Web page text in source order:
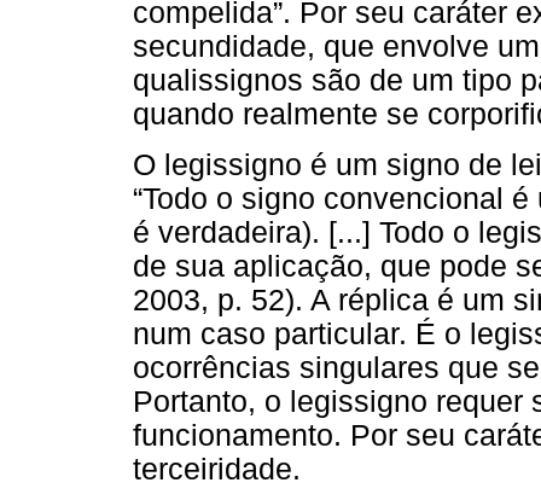
compelida”. Por seu caráter
secundidade, que envolve
qualissignos são de um tipo
quando realmente se
O legissigno é um signo de
“Todo o signo convencional
é verdadeira). [...] Todo o
de sua aplicação, que pode
2003, p. 52). A réplica é um
num caso particular. É o
ocorrências singulares que
Portanto, o legissigno requer
funcionamento. Por seu
terceiridade.